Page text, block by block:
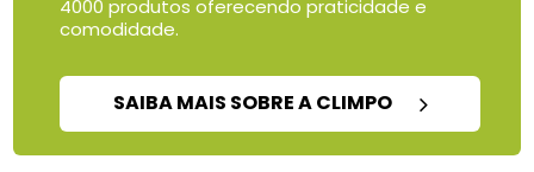
4000 produtos oferecendo praticidade e
comodidade.
SAIBA MAIS SOBRE A CLIMPO